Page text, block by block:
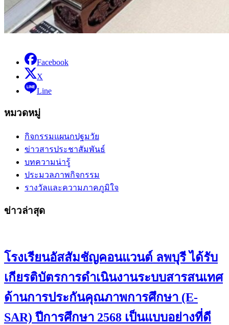
Facebook
X
Line
หมวดหมู่
กิจกรรมแผนกปฐมวัย
ข่าวสารประชาสัมพันธ์
บทความน่ารู้
ประมวลภาพกิจกรรม
รางวัลและความภาคภูมิใจ
ข่าวล่าสุด
โรงเรียนอัสสัมชัญคอนแวนต์ ลพบุรี ได้รับ
เกียรติบัตรการดำเนินงานระบบสารสนเทศ
ด้านการประกันคุณภาพการศึกษา (E-
SAR) ปีการศึกษา 2568 เป็นแบบอย่างที่ดี